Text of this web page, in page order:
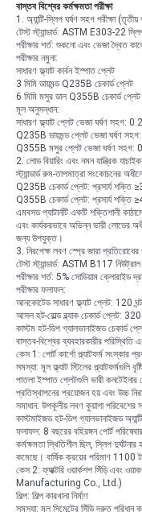
বাস্তব বিশ্বের কর্মক্ষমতা পরীক্ষা
1. অ্যান্টি-স্লিপ ঘর্ষণ সহগ পরীক্ষা (তৃতীয়
টেস্ট স্ট্যান্ডার্ড: ASTM E303-22 স্লিপ
পরীক্ষার শর্ত: শুকনো এবং ভেজা দ্বৈত
পরীক্ষার নমুনা:
সাধারণ ফ্ল্যাট কার্বন ইস্পাত প্লেট
3 মিমি ডায়মন্ড Q235B চেকার্ড প্লেট
6 মিমি মসুর ডাল Q355B চেকার্ড প্লেট
মূল অনুসন্ধান:
সাধারণ ফ্ল্যাট প্লেট ভেজা ঘর্ষণ সহগ:
Q235B ডায়মন্ড প্লেট ভেজা ঘর্ষণ
Q355B মসুর প্লেট ভেজা ঘর্ষণ সহগ:
2. লোড বিয়ারিং এবং নমন যান্ত্রিক
স্ট্যান্ডার্ড রুম-তাপমাত্রা সংকোচনের
Q235B চেকার্ড প্লেট: প্রসার্য
Q355B চেকার্ড প্লেট: প্রসার্য
এমবসড প্যাটার্নটি একটি শক্তিশালী
এবং কার্যকরভাবে অভিন্ন ভারী লোডের
জন্য উপযুক্ত।
3. নিরপেক্ষ লবণ স্প্রে জারা প্রতিরোধের
টেস্ট স্ট্যান্ডার্ড: ASTM B117 নিউট্রাল
পরীক্ষার শর্ত: 5% সোডিয়াম ক্লোরাইড
পরীক্ষার ফলাফল:
আনকোটেড সাধারণ ফ্ল্যাট প্লেট: 120
আসল হট-রোল্ড ব্ল্যাক চেকার্ড প্লেট: 320
কাস্টম হট-ডিপ গ্যালভানাইজড চেকার্ড
বাস্তব-বিশ্বের ব্যবহারকারীর পরিস্থিতি
কেস 1: পোর্ট কার্গো প্ল্যাটফর্ম সংস্কার
সমস্যা: মূল ফ্ল্যাট স্টিলের প্ল্যাটফর্মগুলি
পাতলা ইস্পাত প্লেটগুলি ভারী কনটেইনার
প্রতিস্থাপনের প্রয়োজন হয় এবং উচ্চ
সমাধান: উপকূলীয় লবণ কুয়াশা
কাস্টমাইজড হট-ডিপ গ্যালভানাইজড
ফলাফল: 8 বছরের বহিরঙ্গন পোর্ট
কর্মক্ষমতা স্থিতিশীল ছিল, স্লিপ
কমেছে। বার্ষিক ক্রয়ের পরিমাণ 1100
কেস 2: ফ্যাক্টরি ওয়ার্কশপ সিঁড়ি
Manufacturing Co., Ltd.)
শিল্প: শিল্প কারখানা নির্মাণ
সমস্যা: মূল সিমেন্টের সিঁড়ি দ্রুত পরিধান